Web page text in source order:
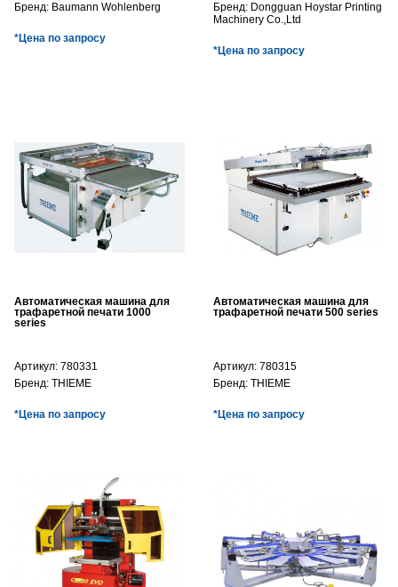
Бренд: Baumann Wohlenberg
*Цена по запросу
Бренд: Dongguan Hoystar Printing
Machinery Co.,Ltd
*Цена по запросу
Автоматическая машина для
трафаретной печати 1000
series
Артикул: 780331
Бренд: THIEME
*Цена по запросу
Автоматическая машина для
трафаретной печати 500 series
Артикул: 780315
Бренд: THIEME
*Цена по запросу